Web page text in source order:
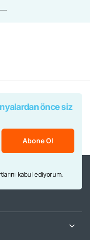
önce siz
Abone Ol
kabul ediyorum.